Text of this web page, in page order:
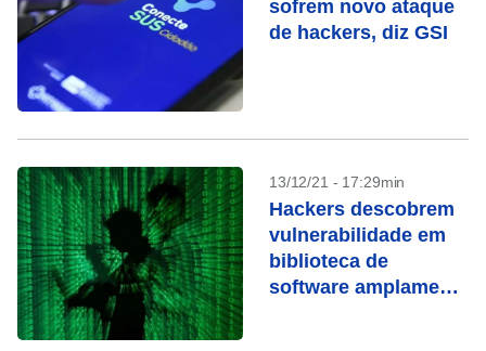
sofrem novo ataque
de hackers, diz GSI
13/12/21 - 17:29min
Hackers descobrem
vulnerabilidade em
biblioteca de
software amplamente